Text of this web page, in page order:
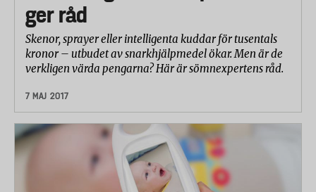
ger råd
Skenor, sprayer eller intelligenta kuddar för tusentals
kronor – utbudet av snarkhjälpmedel ökar. Men är de
verkligen värda pengarna? Här är sömnexpertens råd.
7 MAJ 2017